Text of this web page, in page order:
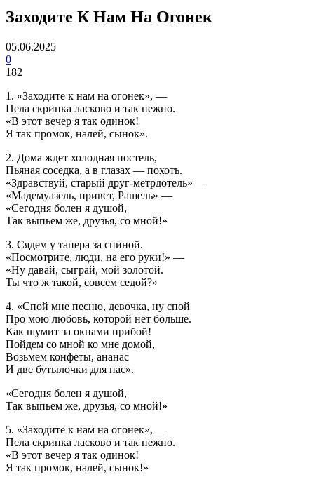
Заходите К Нам На Огонек
05.06.2025
0
182
1. «Заходите к нам на огонек», —
Пела скрипка ласково и так нежно.
«В этот вечер я так одинок!
Я так промок, налей, сынок».
2. Дома ждет холодная постель,
Пьяная соседка, а в глазах — похоть.
«Здравствуй, старый друг-метрдотель» —
«Мадемуазель, привет, Рашель» —
«Сегодня болен я душой,
Так выпьем же, друзья, со мной!»
3. Сядем у тапера за спиной.
«Посмотрите, люди, на его руки!» —
«Ну давай, сыграй, мой золотой.
Ты что ж такой, совсем седой?»
4. «Спой мне песню, девочка, ну спой
Про мою любовь, которой нет больше.
Как шумит за окнами прибой!
Пойдем со мной ко мне домой,
Возьмем конфеты, ананас
И две бутылочки для нас».
«Сегодня болен я душой,
Так выпьем же, друзья, со мной!»
5. «Заходите к нам на огонек», —
Пела скрипка ласково и так нежно.
«В этот вечер я так одинок!
Я так промок, налей, сынок!»